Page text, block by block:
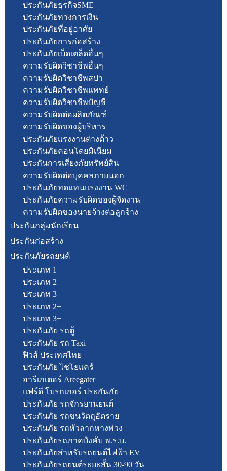
ประกันภัยธุรกิจSME
ประกันภัยทางการเงิน
ประกันภัยที่อยู่อาศัย
ประกันภัยการก่อสร้าง
ประกันภัยเบ็ดเตล็ดอื่นๆ
ความรับผิดวิชาชีพอื่นๆ
ความรับผิดวิชาชีพสปา
ความรับผิดวิชาชีพแพทย์
ความรับผิดวิชาชีพบัญชี
ความรับผิดต่อผลิตภัณฑ์
ความรับผิดของผู้บริหาร
ประกันภัยแรงงานต่างด้าว
ประกันภัยคอนโดยมิเนียม
ประกันการเสี่ยงภัยทรัพย์สิน
ความรับผิดต่อบุคคลภายนอก
ประกันภัยทดแทนแรงงาน WC
ประกันภัยความรับผิดของผู้จัดงาน
ความรับผิดของนายจ้างต่อลูกจ้าง
ประกันกลุ่มนักเรียน
ประกันก่อสร้าง
ประกันภัยรถยนต์
ประเภท 1
ประเภท 2
ประเภท 3
ประเภท 2+
ประเภท 3+
ประกันภัย รถตู้
ประกันภัย รถ Taxi
ฟิวส์ ประเทศไทย
ประกันภัย ไชโยแคร์
อารีเกเตอร์ Areegater
แฟร์ดี โบรกเกอร์ ประกันภัย
ประกันภัย รถจักรยานยนต์
ประกันภัย รถขนวัตถุอัตราย
ประกันภัย รถหัวลากหางพ่วง
ประกันภัยรถภาคบังคับ พ.ร.บ.
ประกันภัยสำหรับรถยนต์ไฟฟ้า EV
ประกันภัยรถยนต์ระยะสั้น 30-90 วัน